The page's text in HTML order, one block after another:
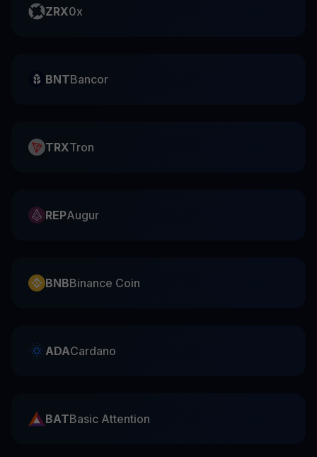
ZRX0x
BNTBancor
TRXTron
REPAugur
BNBBinance Coin
ADACardano
BATBasic Attention